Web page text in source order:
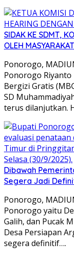
SIDAK KE SDMT,
OLEH MASYARAKAT
Ponorogo,
Ponorogo
Bergizi Gratis
SD
terus dilanjutkan.
Dibawah
Segera Jadi
Ponorogo,
Ponorogo yaitu
Galih, dan Pucak
Desa Persiapan
segera definitif….